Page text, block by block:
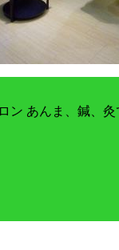
ン あんま、鍼、